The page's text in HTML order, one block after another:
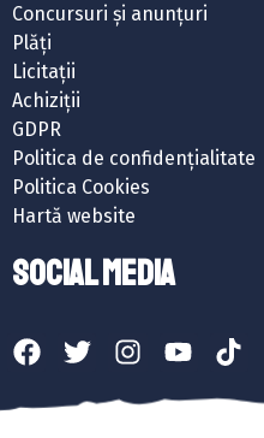
Concursuri și anunțuri
Plăți
Licitații
Achiziții
GDPR
Politica de confidențialitate
Politica Cookies
Hartă website
SOCIAL MEDIA